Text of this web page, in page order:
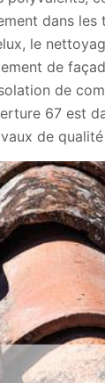
dans les
le
de
de
67 est
de